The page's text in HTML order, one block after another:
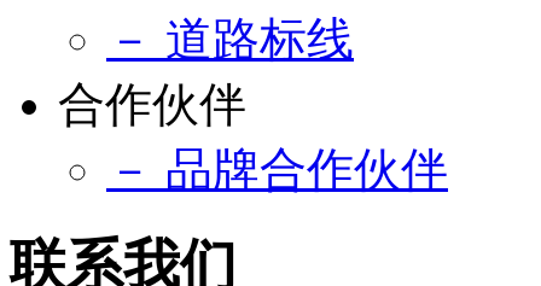
－ 道路标线
合作伙伴
－ 品牌合作伙伴
联系我们